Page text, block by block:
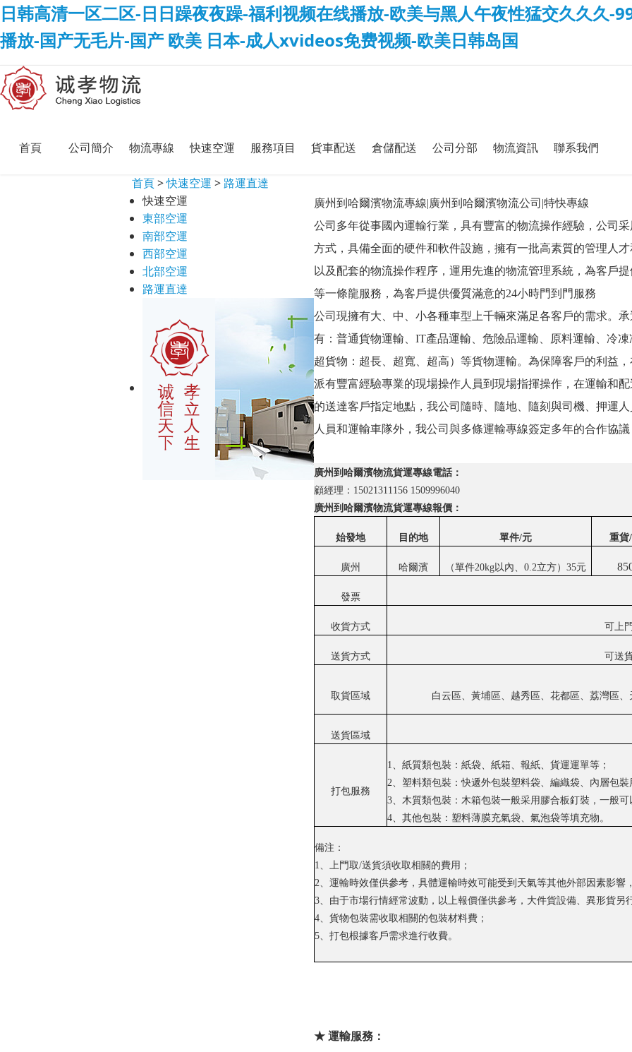
日韩高清一区二区-日日躁夜夜躁-福利视频在线播放-欧美与黑人午夜性猛交久久久-
播放-国产无毛片-国产 欧美 日本-成人xvideos免费视频-欧美日韩岛国
首頁 公司簡介 物流專線 快速空運 服務項目 貨車配送 倉儲配送 公司分部 物流資訊 聯系我們
首頁>快速空運 > 路運直達
快速空運
東部空運
南部空運
西部空運
北部空運
路運直達
廣州到哈爾濱物流專線|廣州到哈爾濱物流公司|特快專線
公司多年從事國內運輸行業，具有豐富的物流操作經驗，公司
方式，具備全面的硬件和軟件設施，擁有一批高素質的管理人
以及配套的物流操作程序，運用先進的物流管理系統，為客戶
等一條龍服務，為客戶提供優質滿意的24小時門到門服務
公司現擁有大、中、小各種車型上千輛來滿足各客戶的需求。
有：普通貨物運輸、IT產品運輸、危險品運輸、原料運輸、冷
超貨物：超長、超寬、超高）等貨物運輸。為保障客戶的利益
派有豐富經驗專業的現場操作人員到現場指揮操作，在運輸和
的送達客戶指定地點，我公司隨時、隨地、隨刻與司機、押運
人員和運輸車隊外，我公司與多條運輸專線簽定多年的合作協議
廣州到 哈爾濱物流貨運專線電話：
顧經理： 15021311156 1509996040
廣州到 哈爾濱物流貨運專線報價：
始發地 目的地 單件/元 重貨
廣州 哈爾濱 （單件20kg以內、0.2立方）35元
發票
收貨方式 可上
送貨方式 可送
取貨區域 白云區、黃埔區、越秀區、花都區、荔灣區
送貨區域
打包服務
1、紙質類包裝：紙袋、紙箱、報紙、貨運運單等；
2、塑料類包裝：快遞外包裝塑料袋、編織袋、內層包裝
3、木質類包裝：木箱包裝一般采用膠合板釘裝，一般可
4、其他包裝：塑料薄膜充氣袋、氣泡袋等填充物。
備注：
1、上門取/送貨須收取相關的費用；
2、運輸時效僅供參考，具體運輸時效可能受到天氣等其他外部因素影響
3、由于市場行情經常波動，以上報價僅供參考，大件貨設備、異形貨另
4、貨物包裝需收取相關的包裝材料費；
5、打包根據客戶需求進行收費。
★ 運輸服務：